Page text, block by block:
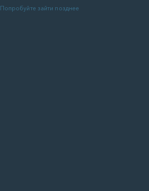
Попробуйте зайти позднее